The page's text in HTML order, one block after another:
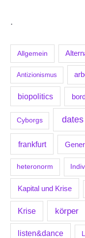
.
Allgemein
Antizionismus
biopolitics
Cyborgs dates
frankfurt
heteronorm
Kapital und Krise
Krise körper
listen&dance